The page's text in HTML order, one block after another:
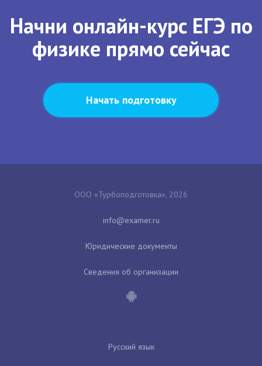
Начни онлайн-курс ЕГЭ по
физике прямо сейчас
Начать подготовку
ООО «Турбоподготовка», 2026
Юридические документы
Сведения об организации
Русский язык